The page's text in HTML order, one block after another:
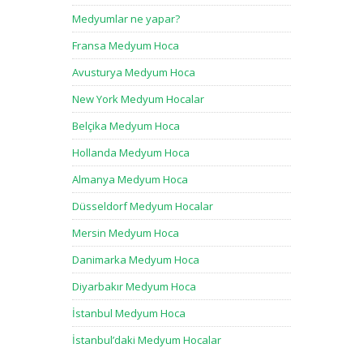
Medyumlar ne yapar?
Fransa Medyum Hoca
Avusturya Medyum Hoca
New York Medyum Hocalar
Belçika Medyum Hoca
Hollanda Medyum Hoca
Almanya Medyum Hoca
Düsseldorf Medyum Hocalar
Mersin Medyum Hoca
Danimarka Medyum Hoca
Diyarbakır Medyum Hoca
İstanbul Medyum Hoca
İstanbul’daki Medyum Hocalar